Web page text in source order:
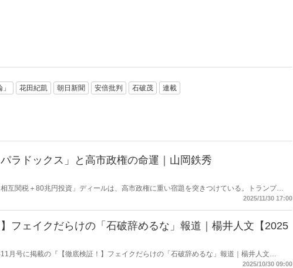
花田紀凱 朝日新聞 安倍批判 石破茂 連載
パラドックス」と高市政権の命運｜山岡鉄秀
互関税＋80兆円投資」ディールは、高市政権に重い宿題を突きつけている。トランプ
本を救うのか、縛るのか──命運は、このパラドックスをどう反転できるかにかかっている。
2025/11/30 17:00
】フェイクだらけの「石破辞めるな」報道｜楊井人文【2025
月号に掲載の『【徹底検証！】フェイクだらけの「石破辞めるな」報道｜楊井人文
2025/10/30 09:00